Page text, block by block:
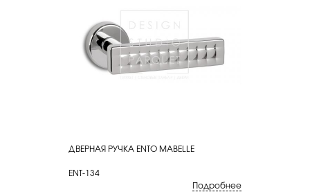
КУПИТЬ
ДВЕРНАЯ РУЧКА ENTO MABELLE
ENT-134
Подробнее